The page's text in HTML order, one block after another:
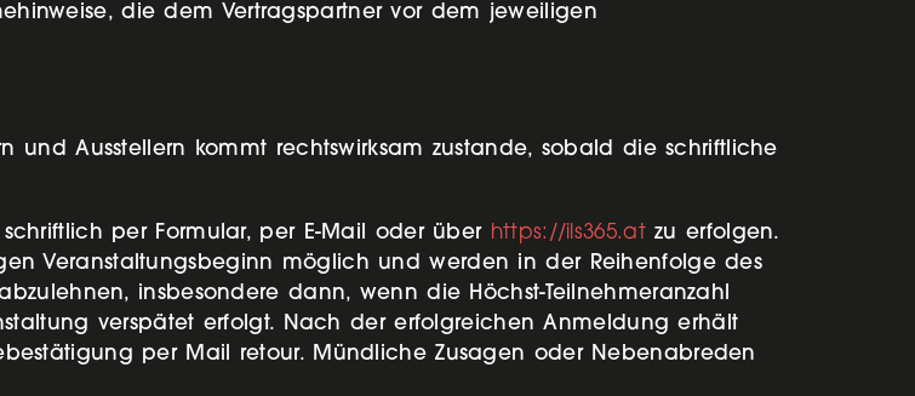
die dem Vertragspartner vor dem jeweiligen
und Ausstellern kommt rechtswirksam zustande, sobald die schriftliche
per Formular, per E-Mail oder über https://ils365.atzu erfolgen.
Veranstaltungsbeginn möglich und werden in der Reihenfolge des
insbesondere dann, wenn die Höchst-Teilnehmeranzahl
verspätet erfolgt. Nach der erfolgreichen Anmeldung erhält
per Mail retour. Mündliche Zusagen oder Nebenabreden